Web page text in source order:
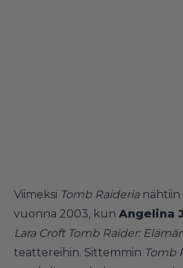
Viimeksi Tomb Raiderianähtiin
vuonna 2003, kun Angelina
Lara Croft Tomb Raider:
teattereihin. Sittemmin Tomb